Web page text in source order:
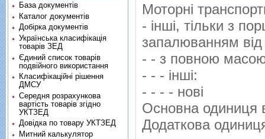
Моторнi
- iншi, тiльки з
запалюванням
- - з повною
- - - iншi:
- - - - новi
Основна одиниця
Додаткова
База документів
Каталог документів
Добірка документів
Українська класифікація
товарів ЗЕД
Єдиний список товарів
подвійного використання
Класифікаційні рішення
ДМСУ
Середня розрахункова
вартість товарів згідно
УКТЗЕД
Довідка по товару УКТЗЕД
Митний калькулятор